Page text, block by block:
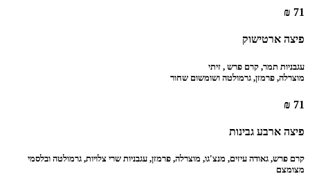
71 ₪
פיצה ארטישוק
עגבניות תמר, קרם פרש , זיתי
מוצרלה, פרמזן, גרמולטה ושומשום שחור
71 ₪
פיצה ארבע גבינות
קרם פרש, גאודה עיזים, מנצ'גו, מוצרלה, פרמזן, עגבניות שרי צלויות, גרמולטה ובלסמי
מצומצם